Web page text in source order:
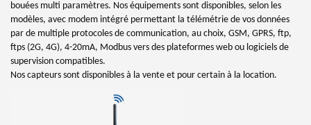
bouées multi paramètres. Nos équipements sont disponibles, selon les
modèles, avec modem intégré permettant la télémétrie de vos données
par de multiple protocoles de communication, au choix, GSM, GPRS, ftp,
ftps (2G, 4G), 4-20mA, Modbus vers des plateformes web ou logiciels de
supervision compatibles.
Nos capteurs sont disponibles à la vente et pour certain à la location.